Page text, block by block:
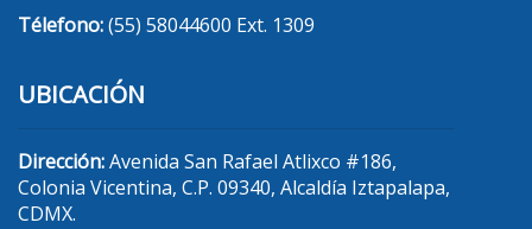
Télefono:(55) 58044600 Ext. 1309
UBICACIÓN
Dirección:Avenida San Rafael Atlixco #186,
Colonia Vicentina, C.P. 09340, Alcaldía Iztapalapa,
CDMX.